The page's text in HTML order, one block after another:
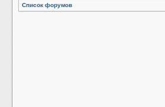
Список форумов